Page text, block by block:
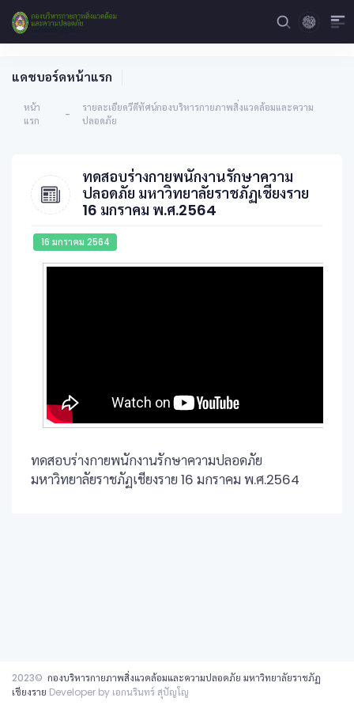
แดชบอร์ดหน้าแรก
หน้า
แรก
-
รายละเอียดวีดีทัศน์กองบริหารกายภาพสิ่งแวดล้อมและความ
ปลอดภัย
ทดสอบร่างกายพนักงานรักษาความ
ปลอดภัย มหาวิทยาลัยราชภัฏเชียงราย
16 มกราคม พ.ศ.2564
16 มกราคม 2564
ทดสอบร่างกายพนักงานรักษาความปลอดภัย
มหาวิทยาลัยราชภัฏเชียงราย 16 มกราคม พ.ศ.2564
2023© กองบริหารกายภาพสิ่งแวดล้อมและความปลอดภัย มหาวิทยาลัยราชภัฏ
เชียงราย Developer by เอกนรินทร์ สุปัญโญ